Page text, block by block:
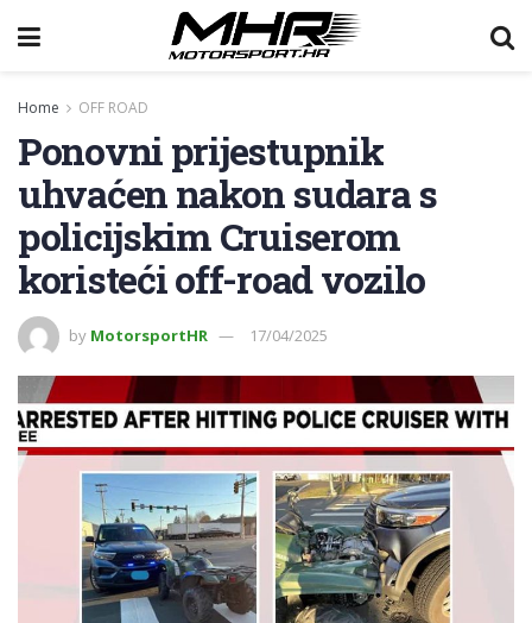
Home OFF ROAD
Ponovni prijestupnik
uhvaćen nakon sudara s
policijskim Cruiserom
koristeći off-road vozilo
by MotorsportHR 17/04/2025